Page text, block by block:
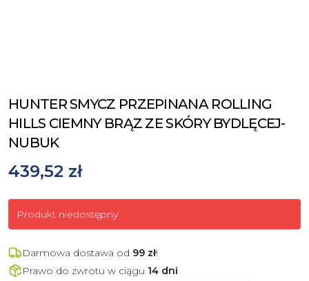
HUNTER SMYCZ PRZEPINANA ROLLING
HILLS CIEMNY BRĄZ ZE SKÓRY BYDLĘCEJ-
NUBUK
439,52 zł
Produkt niedostępny
Darmowa dostawa od 99 zł!
Prawo do zwrotu w ciągu 14 dni